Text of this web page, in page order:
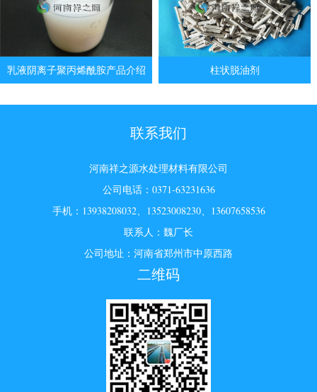
乳液阴离子聚丙烯酰胺产品介绍 柱状脱油剂
联系我们
河南祥之源水处理材料有限公司
公司电话：0371-63231636
手机：13938208032、13523008230、13607658536
联系人：魏厂长
公司地址：河南省郑州市中原西路
二维码